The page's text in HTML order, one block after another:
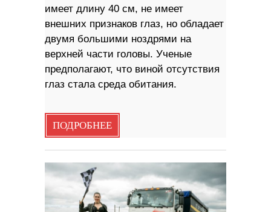
имеет длину 40 см, не имеет
внешних признаков глаз, но обладает
двумя большими ноздрями на
верхней части головы. Ученые
предполагают, что виной отсутствия
глаз стала среда обитания.
ПОДРОБНЕЕ